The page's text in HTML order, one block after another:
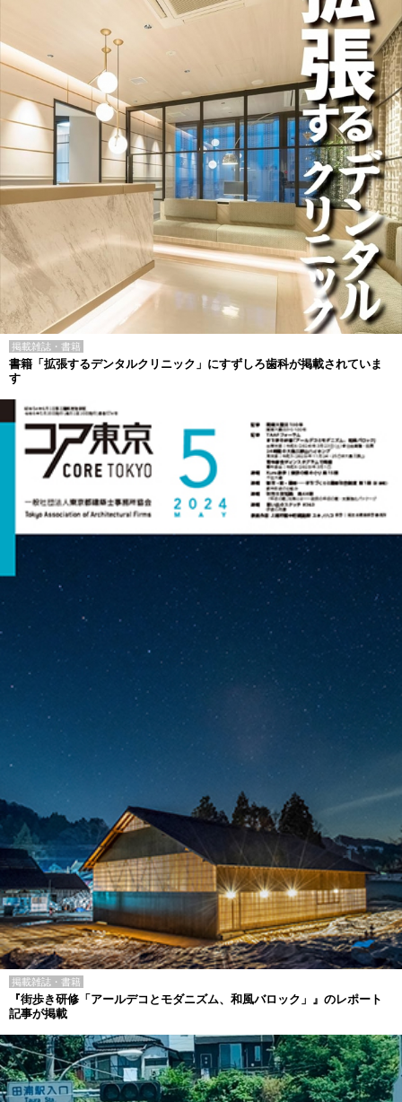
掲載雑誌・書籍
書籍「拡張するデンタルクリニック」にすずしろ歯科が掲載されていま
す
掲載雑誌・書籍
『街歩き研修「アールデコとモダニズム、和風バロック」』のレポート
記事が掲載